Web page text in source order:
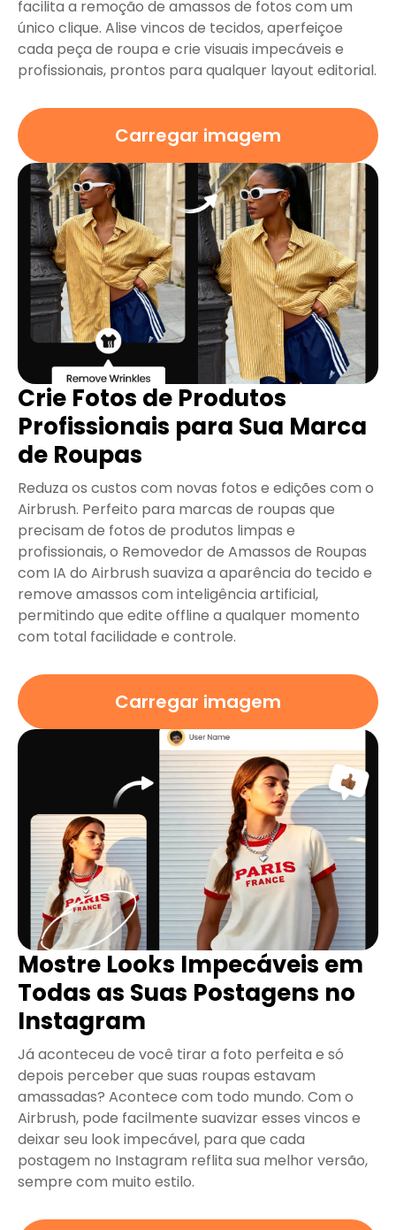
facilita a remoção de amassos de fotos com um
único clique. Alise vincos de tecidos, aperfeiçoe
cada peça de roupa e crie visuais impecáveis ​​e
profissionais, prontos para qualquer layout editorial.
Carregar imagem
Crie Fotos de Produtos
Profissionais para Sua Marca
de Roupas
Reduza os custos com novas fotos e edições com o
Airbrush. Perfeito para marcas de roupas que
precisam de fotos de produtos limpas e
profissionais, o Removedor de Amassos de Roupas
com IA do Airbrush suaviza a aparência do tecido e
remove amassos com inteligência artificial,
permitindo que edite offline a qualquer momento
com total facilidade e controle.
Carregar imagem
Mostre Looks Impecáveis ​​em
Todas as Suas Postagens no
Instagram
Já aconteceu de você tirar a foto perfeita e só
depois perceber que suas roupas estavam
amassadas? Acontece com todo mundo. Com o
Airbrush, pode facilmente suavizar esses vincos e
deixar seu look impecável, para que cada
postagem no Instagram reflita sua melhor versão,
sempre com muito estilo.